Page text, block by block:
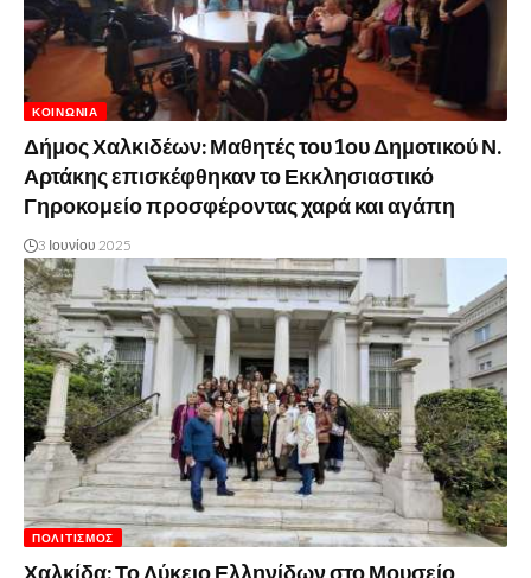
ΚΟΙΝΩΝΊΑ
Δήμος Χαλκιδέων: Μαθητές του 1ου Δημοτικού Ν.
Αρτάκης επισκέφθηκαν το Εκκλησιαστικό
Γηροκομείο προσφέροντας χαρά και αγάπη
3 Ιουνίου 2025
ΠΟΛΙΤΙΣΜΌΣ